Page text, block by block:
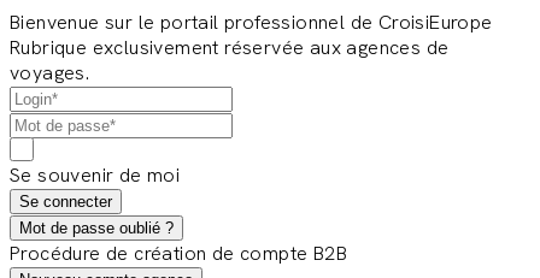
Bienvenue sur le portail professionnel de CroisiEurope
Rubrique exclusivement réservée aux agences de
voyages.
Se souvenir de moi
Se connecter
Mot de passe oublié ?
Procédure de création de compte B2B